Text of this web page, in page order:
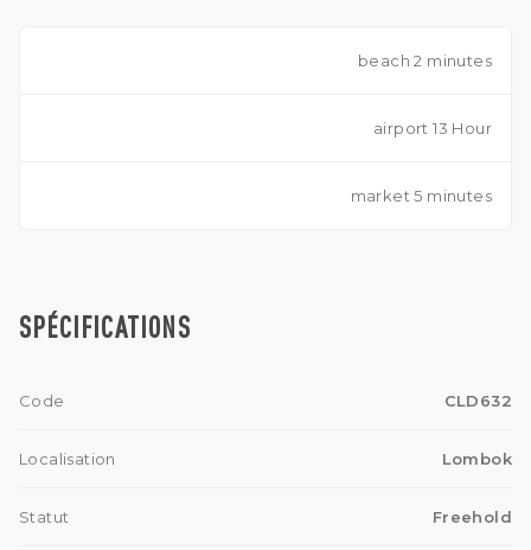
beach 2 minutes
airport 13 Hour
market 5 minutes
SPÉCIFICATIONS
Code CLD632
Localisation Lombok
Statut Freehold